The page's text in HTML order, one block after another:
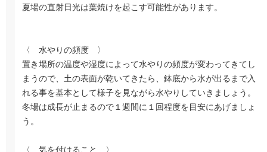
夏場の直射日光は葉焼けを起こす可能性があります。
〈 水やりの頻度 〉
置き場所の温度や湿度によって水やりの頻度が変わってきてし
まうので、土の表面が乾いてきたら、鉢底から水が出るまで入
れる事を基本として様子を見ながら水やりしていきましょう。
冬場は成長が止まるので１週間に１回程度を目安にあげましょ
う。
〈 気を付けること 〉